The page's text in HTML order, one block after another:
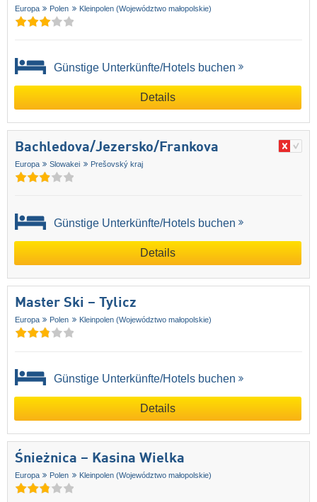
Europa Polen Kleinpolen (Województwo małopolskie)
Günstige Unterkünfte/Hotels buchen
Details
Bachledova/​Jezersko/​Frankova
Europa Slowakei Prešovský kraj
Günstige Unterkünfte/Hotels buchen
Details
Master Ski – Tylicz
Europa Polen Kleinpolen (Województwo małopolskie)
Günstige Unterkünfte/Hotels buchen
Details
Śnieżnica – Kasina Wielka
Europa Polen Kleinpolen (Województwo małopolskie)